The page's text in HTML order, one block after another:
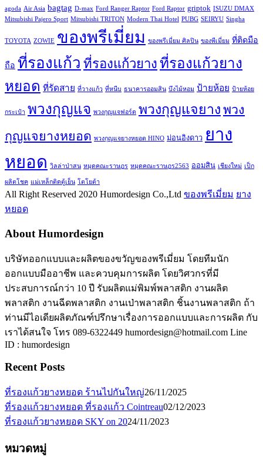
agoda Air Asia bagtag D-max Ford Ranger Raptor Ford Raptor griptok ISUZU DMAX
Mitsubishi Pajero Sport Mitsubishi TRITON Modern Thai Hotel PUBG SEIRYU Singha
TOYOTA ZOWIE ของพรีเมี่ยม ของพรีเมี่ยม ศิลปิน ของพีเมี่ยม ที่ติดมือ
ถือ ที่รองแก้ว ที่รองแก้วยาง ที่รองแก้วยาง
หยอด ที่รัดสาย ที่วางแก้ว ที่หนีบ ธนาคารออมสิน บึงไม้หอม ป้ายห้อย ป้ายห้อย
กระเป๋า พวงกุญแจ พวงกุญแจฟอร์ด พวงกุญแจยาง พวง
กุญแจยางหยอด พวงกุญแจยางหยอด HINO ม่อนอิงดาว ยาง
หยอด วิลล่าป่าสน หมุดคณะราษฎร หมุดคณะราษฎร2563 ออมสิน เชียงใหม่ เป็ก
ผลิตโชค แม่เหล็กติดตู้เย็น โตโยต้า
All Right Reserved 2020 Humordesign Co.,Ltd ของพรีเมี่ยม ยาง
หยอด
About Humordesign
บริษัทออกแบบและผลิตของขวัญของพรีเมี่ยม โดยทีมนัก
ออกแบบมืออาชีพ และควบคุมการผลิต โดยวิศวกรที่มี
ประสบการณ์กว่า 10 ปี รับผลิตแม่พิมพ์พลาสติก งานผลิต
พลาสติก งานฉีดพลาสติก งานเป่าพลาสติก ชิ้นงานพลาสติก ถ้า
ท่านมีไอเดียผลิตภัณฑ์ปรึกษาเรื่องการออกแบบและการผลิต กับ
เราได้สนใจ โทร 089-6322449 humordesign@hotmail.com Line
ID : humordesign
Recent Posts
ที่รองแก้วยางหยอด ร้านไปกันใหญ่26/11/2025
ที่รองแก้วยางหยอด ที่รองแก้ว Cointreau02/12/2023
ที่รองแก้วยางหยอด SKY on 2024/11/2023
หมวดหมู่